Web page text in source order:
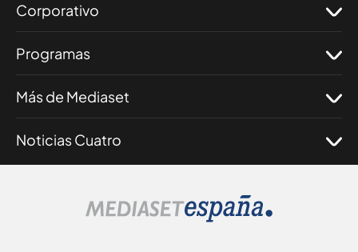
Corporativo
Programas
Más de Mediaset
Noticias Cuatro